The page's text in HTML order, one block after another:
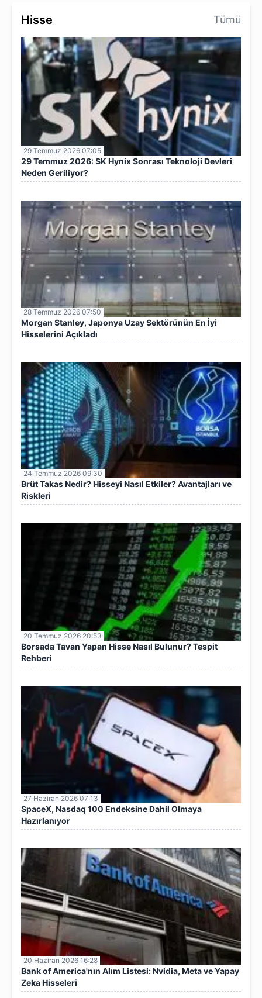
Hisse Tümü
29 Temmuz 2026 07:05
29 Temmuz 2026: SK Hynix Sonrası Teknoloji Devleri
Neden Geriliyor?
28 Temmuz 2026 07:50
Morgan Stanley, Japonya Uzay Sektörünün En İyi
Hisselerini Açıkladı
24 Temmuz 2026 09:30
Brüt Takas Nedir? Hisseyi Nasıl Etkiler? Avantajları ve
Riskleri
20 Temmuz 2026 20:53
Borsada Tavan Yapan Hisse Nasıl Bulunur? Tespit
Rehberi
27 Haziran 2026 07:13
SpaceX, Nasdaq 100 Endeksine Dahil Olmaya
Hazırlanıyor
20 Haziran 2026 16:28
Bank of America'nın Alım Listesi: Nvidia, Meta ve Yapay
Zeka Hisseleri